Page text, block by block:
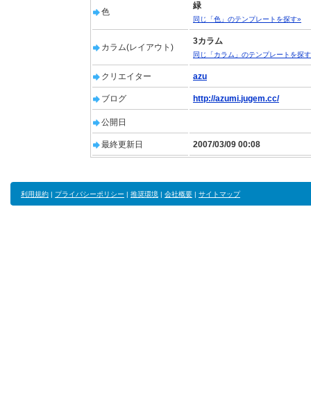
色
緑
同じ「色」のテンプレートを探す»
カラム(レイアウト)
3カラム
同じ「カラム」のテンプレートを探
クリエイター azu
ブログ http://azumi.jugem.cc/
公開日
最終更新日 2007/03/09 00:08
利用規約 | プライバシーポリシー | 推奨環境 | 会社概要 | サイトマップ